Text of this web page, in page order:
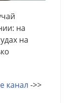
на
на
канал ->>